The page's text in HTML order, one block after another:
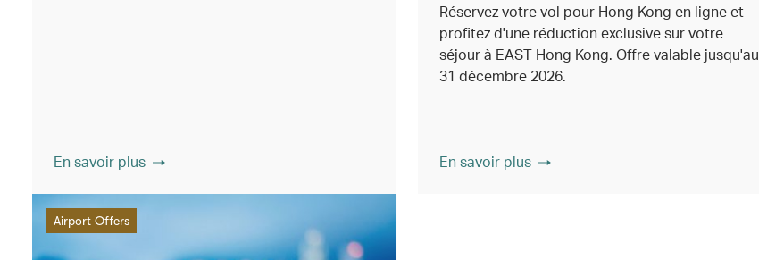
En savoir plus
Réservez votre vol pour Hong Kong en ligne et
profitez d'une réduction exclusive sur votre
séjour à EAST Hong Kong. Offre valable jusqu'au
31 décembre 2026.
En savoir plus
Airport Offers